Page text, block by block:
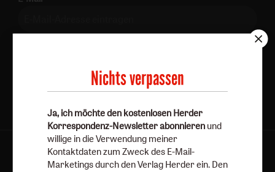
AGB und Widerrufsbelehrung
Datenschutz
Nichts verpassen
Ja, ich möchte den kostenlosen Herder
Korrespondenz-Newsletter abonnieren und
willige in die Verwendung meiner
Kontaktdaten zum Zweck des E-Mail-
Marketings durch den Verlag Herder ein. Den